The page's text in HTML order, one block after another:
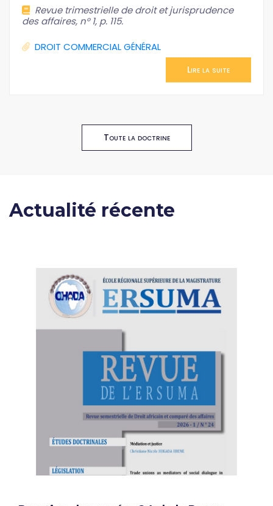
Revue trimestrielle de droit et jurisprudence
des affaires, n° 1, p. 115.
DROIT COMMERCIAL GÉNÉRAL
Lire la suite
Toute la doctrine
Actualité récente